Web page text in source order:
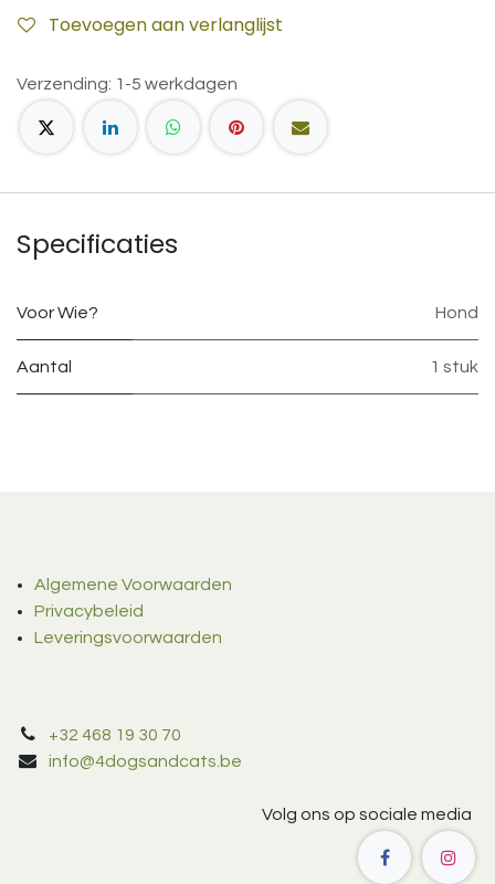
Toevoegen aan verlanglijst
Verzending: 1-5 werkdagen
Specificaties
Voor Wie? Hond
Aantal 1 stuk
Algemene Voorwaarden
Privacybeleid
Leveringsvoorwaarden
+32 468 19 30 70
info@4dogsandcats.be
Volg ons op sociale media